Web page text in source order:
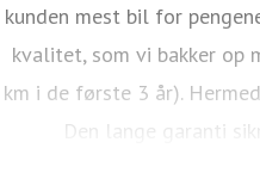
kunden mest bil for
kvalitet, som vi bakker op
km i de første 3 år).
Den lange garanti